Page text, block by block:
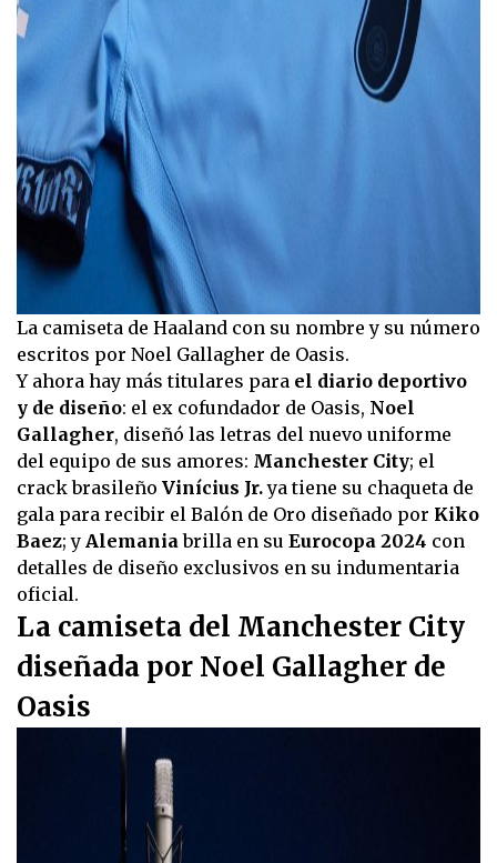
La camiseta de Haaland con su nombre y su número
escritos por Noel Gallagher de Oasis.
Y ahora hay más titulares para el diario deportivo
y de diseño: el ex cofundador de Oasis, Noel
Gallagher, diseñó las letras del nuevo uniforme
del equipo de sus amores: Manchester City; el
crack brasileño Vinícius Jr.ya tiene su chaqueta de
gala para recibir el Balón de Oro diseñado por Kiko
Baez; y Alemaniabrilla en su Eurocopa 2024 con
detalles de diseño exclusivos en su indumentaria
oficial.
La camiseta del Manchester City
diseñada por Noel Gallagher de
Oasis